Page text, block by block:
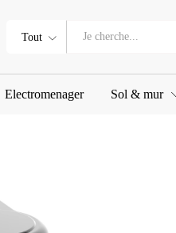
Tout
Electromenager Sol & mur